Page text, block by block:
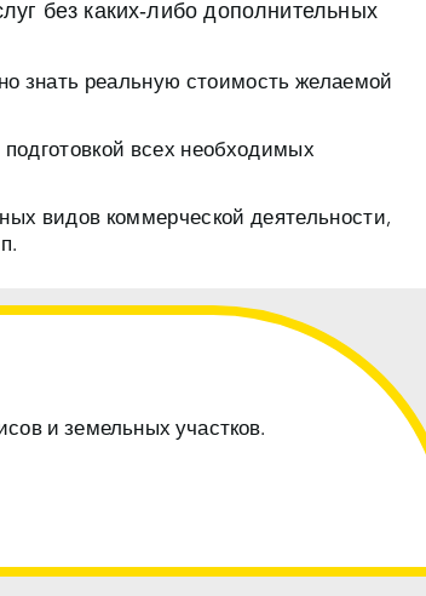
без каких‑либо дополнительных
знать реальную стоимость желаемой
всех необходимых
видов коммерческой деятельности,
и земельных участков.